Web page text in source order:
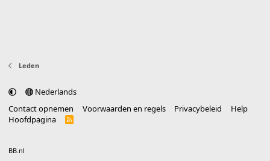
Leden
Nederlands
Contact opnemen
Voorwaarden en regels Privacybeleid
Help
Hoofdpagina
R
BB.nl